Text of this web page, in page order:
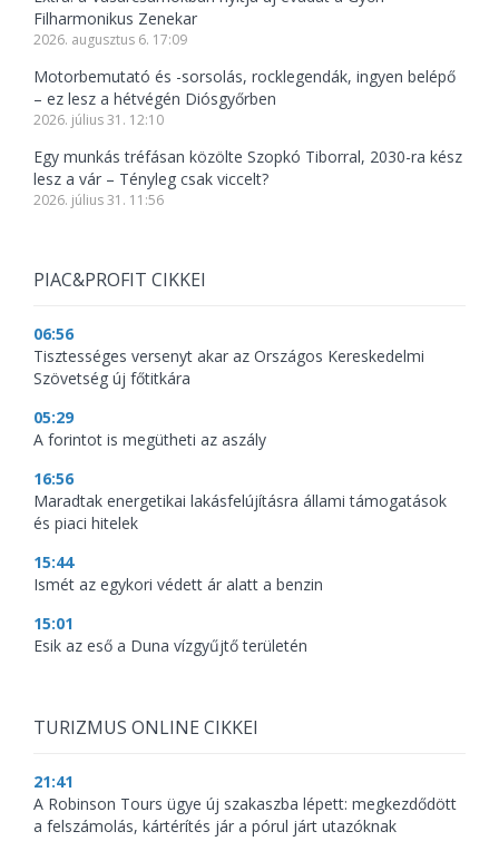
Filharmonikus Zenekar
2026. augusztus 6. 17:09
Motorbemutató és -sorsolás, rocklegendák, ingyen belépő
– ez lesz a hétvégén Diósgyőrben
2026. július 31. 12:10
Egy munkás tréfásan közölte Szopkó Tiborral, 2030-ra kész
lesz a vár – Tényleg csak viccelt?
2026. július 31. 11:56
PIAC&PROFIT CIKKEI
06:56
Tisztességes versenyt akar az Országos Kereskedelmi
Szövetség új főtitkára
05:29
A forintot is megütheti az aszály
16:56
Maradtak energetikai lakásfelújításra állami támogatások
és piaci hitelek
15:44
Ismét az egykori védett ár alatt a benzin
15:01
Esik az eső a Duna vízgyűjtő területén
TURIZMUS ONLINE CIKKEI
21:41
A Robinson Tours ügye új szakaszba lépett: megkezdődött
a felszámolás, kártérítés jár a pórul járt utazóknak